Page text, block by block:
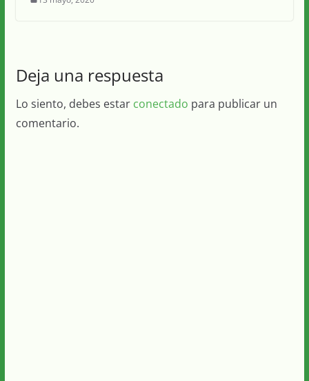
Deja una respuesta
Lo siento, debes estar conectado para publicar un
comentario.